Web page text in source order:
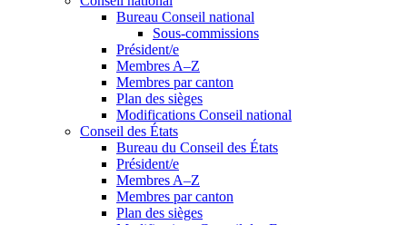
Bureau Conseil national
Sous-commissions
Président/e
Membres A–Z
Membres par canton
Plan des sièges
Modifications Conseil national
Conseil des États
Bureau du Conseil des États
Président/e
Membres A–Z
Membres par canton
Plan des sièges